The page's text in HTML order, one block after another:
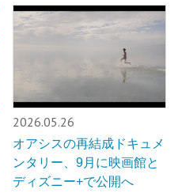
2026.05.26
オアシスの再結成ドキュメ
ンタリー、9月に映画館と
ディズニー+で公開へ